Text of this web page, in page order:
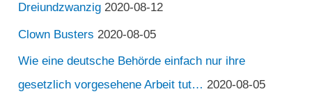
Dreiundzwanzig 2020-08-12
Clown Busters 2020-08-05
Wie eine deutsche Behörde einfach nur ihre
gesetzlich vorgesehene Arbeit tut… 2020-08-05